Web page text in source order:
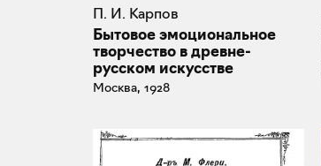
П. И. Карпов
Бытовое эмоциональное
творчество в древне-
русском искусстве
Москва, 1928